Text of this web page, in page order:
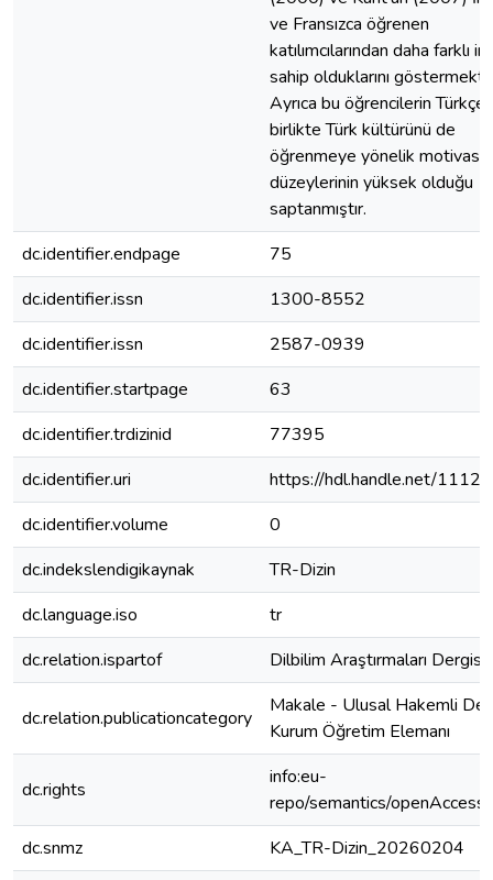
ve Fransızca öğrenen
katılımcılarından daha farklı
sahip olduklarını
Ayrıca bu öğrencilerin Türkçe
birlikte Türk kültürünü de
öğrenmeye yönelik
düzeylerinin yüksek olduğu
saptanmıştır.
dc.identifier.endpage
75
dc.identifier.issn
1300-8552
dc.identifier.issn
2587-0939
dc.identifier.startpage
63
dc.identifier.trdizinid
77395
dc.identifier.uri
https://hdl.handle.net/
dc.identifier.volume
0
dc.indekslendigikaynak
TR-Dizin
dc.language.iso
tr
dc.relation.ispartof
Dilbilim Araştırmaları Dergisi
dc.relation.publicationcategory
Makale - Ulusal Hakemli
Kurum Öğretim Elemanı
dc.rights
info:eu-
repo/semantics/openAccess
dc.snmz
KA_TR-Dizin_20260204